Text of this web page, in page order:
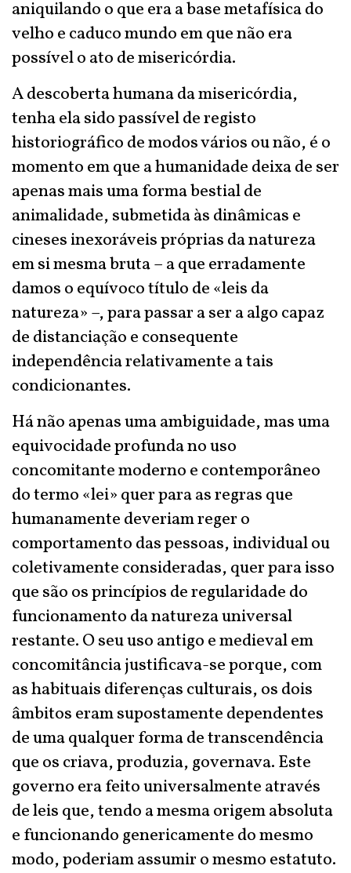
aniquilando o que era a base metafísica do
velho e caduco mundo em que não era
possível o ato de misericórdia.
A descoberta humana da misericórdia,
tenha ela sido passível de registo
historiográfico de modos vários ou não, é o
momento em que a humanidade deixa de ser
apenas mais uma forma bestial de
animalidade, submetida às dinâmicas e
cineses inexoráveis próprias da natureza
em si mesma bruta – a que erradamente
damos o equívoco título de «leis da
natureza» –, para passar a ser a algo capaz
de distanciação e consequente
independência relativamente a tais
condicionantes.
Há não apenas uma ambiguidade, mas uma
equivocidade profunda no uso
concomitante moderno e contemporâneo
do termo «lei» quer para as regras que
humanamente deveriam reger o
comportamento das pessoas, individual ou
coletivamente consideradas, quer para isso
que são os princípios de regularidade do
funcionamento da natureza universal
restante. O seu uso antigo e medieval em
concomitância justificava-se porque, com
as habituais diferenças culturais, os dois
âmbitos eram supostamente dependentes
de uma qualquer forma de transcendência
que os criava, produzia, governava. Este
governo era feito universalmente através
de leis que, tendo a mesma origem absoluta
e funcionando genericamente do mesmo
modo, poderiam assumir o mesmo estatuto.